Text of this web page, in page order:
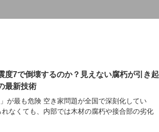
度7で倒壊するのか？見えない腐朽が引き起
最新技術
が最も危険 空き家問題が全国で深刻化してい
なくても、内部では木材の腐朽や接合部の劣化